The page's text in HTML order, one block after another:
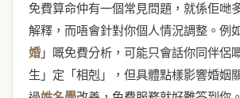
免費算命仲有一個常見問題，就係佢哋
解釋，而唔會針對你個人情況調整。例
婚」嘅免費分析，可能只會話你同伴侶
生」定「相剋」，但具體點樣影響婚姻